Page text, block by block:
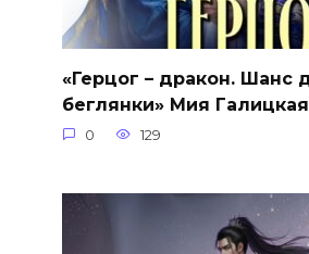
«Герцог – дракон. Шанс
беглянки» Мия Галицкая
0 129